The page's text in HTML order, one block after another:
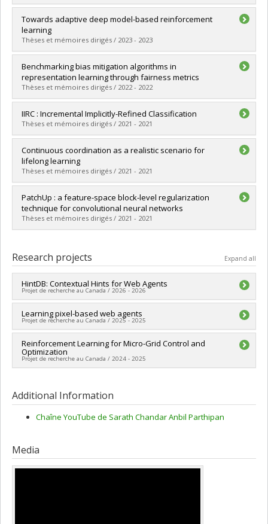
Lien vers le document dans Papyrus
Graduate :Gupta, Kshitij
Cycle :Master's
Grade :M. Sc.
Lien vers le document dans Papyrus
Towards adaptive deep model-based reinforcement
learning
Thèses et mémoires dirigés / 2023 - 2023
Graduate :Rahimi-Kalahroudi, Ali
Cycle :Master's
Grade :M. Sc.
Lien vers le document dans Papyrus
Benchmarking bias mitigation algorithms in
representation learning through fairness metrics
Thèses et mémoires dirigés / 2022 - 2022
Graduate :Reddy, Charan
Cycle : Master's
Grade :M. Sc.
Lien vers le document dans Papyrus
IIRC : Incremental Implicitly-Refined Classification
Thèses et mémoires dirigés / 2021 - 2021
Graduate : Abdelsalam, Mohamed
Cycle :Master's
Grade :M. Sc.
Lien vers le document dans Papyrus
Continuous coordination as a realistic scenario for
lifelong learning
Thèses et mémoires dirigés / 2021 - 2021
Graduate :Badrinaaraayanan, Akilesh
Cycle :Master's
Grade :M. Sc.
Lien vers le document dans Papyrus
PatchUp : a feature-space block-level regularization
technique for convolutional neural networks
Thèses et mémoires dirigés / 2021 - 2021
Cycle :Master's
Grade :M. Sc.
Lien vers le document dans Papyrus
Research projects Expand all
HintDB: Contextual Hints for Web Agents
Projet de recherche au Canada / 2026 - 2026
Lead researcher :Sarath Chandar Anbil Parthipan
Funding sources: MITACS Inc.
Grant programs:PVXXXXXX-Stage Accélération Québec -
MITACS
Learning pixel-based web agents
Projet de recherche au Canada / 2025 - 2025
Lead researcher : Sarath Chandar Anbil Parthipan
Funding sources:
MITACS Inc.
Grant programs:
Reinforcement Learning for Micro-Grid Control and
Optimization
Projet de recherche au Canada / 2024 - 2025
Grant programs:PVXXXXXX-Stage Accélération Québec -
MITACS
Additional Information
Chaîne YouTube de Sarath Chandar Anbil Parthipan
Media